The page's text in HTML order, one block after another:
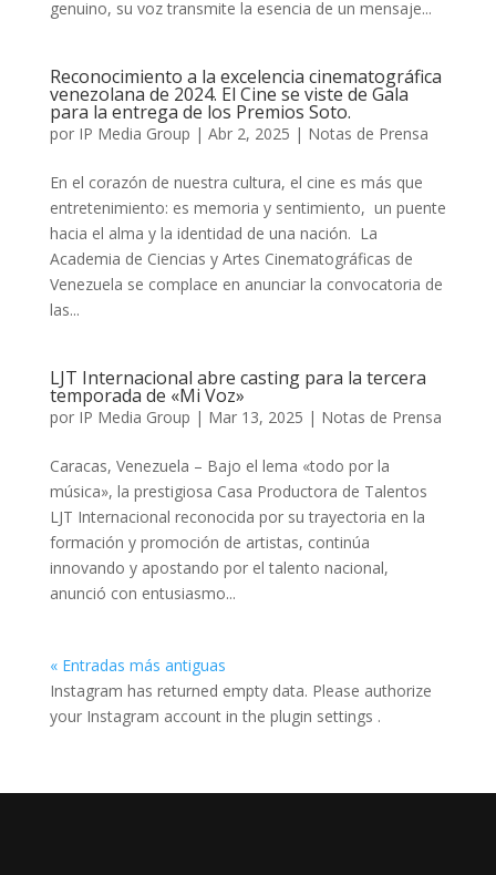
genuino, su voz transmite la esencia de un mensaje...
Reconocimiento a la excelencia cinematográfica
venezolana de 2024. El Cine se viste de Gala
para la entrega de los Premios Soto.
por IP Media Group | Abr 2, 2025 | Notas de Prensa
En el corazón de nuestra cultura, el cine es más que
entretenimiento: es memoria y sentimiento, un puente
hacia el alma y la identidad de una nación. La
Academia de Ciencias y Artes Cinematográficas de
Venezuela se complace en anunciar la convocatoria de
las...
LJT Internacional abre casting para la tercera
temporada de «Mi Voz»
por IP Media Group | Mar 13, 2025 | Notas de Prensa
Caracas, Venezuela – Bajo el lema «todo por la
música», la prestigiosa Casa Productora de Talentos
LJT Internacional reconocida por su trayectoria en la
formación y promoción de artistas, continúa
innovando y apostando por el talento nacional,
anunció con entusiasmo...
« Entradas más antiguas
Instagram has returned empty data. Please authorize
your Instagram account in the plugin settings .